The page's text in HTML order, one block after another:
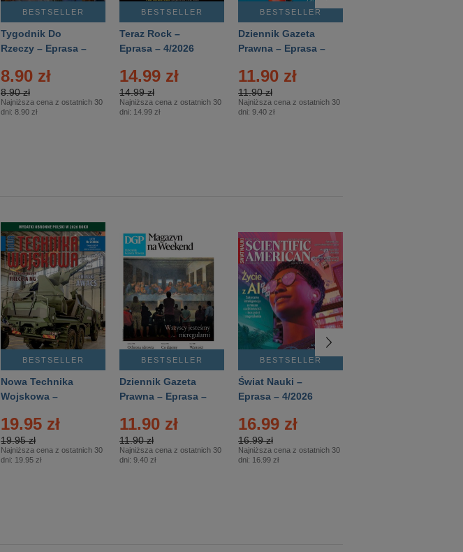
BESTSELLER
Tygodnik Do
Rzeczy – Eprasa –
8.90 zł
8.90 zł
Najniższa cena z ostatnich 30
dni: 8.90 zł
BESTSELLER
Teraz Rock –
Eprasa – 4/2026
14.99 zł
14.99 zł
Najniższa cena z ostatnich 30
dni: 14.99 zł
BESTSELLER
Dziennik Gazeta
Prawna – Eprasa –
11.90 zł
11.90 zł
Najniższa cena z ostatnich 30
dni: 9.40 zł
BESTSELLER
Nowa Technika
Wojskowa –
19.95 zł
19.95 zł
Najniższa cena z ostatnich 30
dni: 19.95 zł
BESTSELLER
Dziennik Gazeta
Prawna – Eprasa –
11.90 zł
11.90 zł
Najniższa cena z ostatnich 30
dni: 9.40 zł
BESTSELLER
Świat Nauki –
Eprasa – 4/2026
16.99 zł
16.99 zł
Najniższa cena z ostatnich 30
dni: 16.99 zł